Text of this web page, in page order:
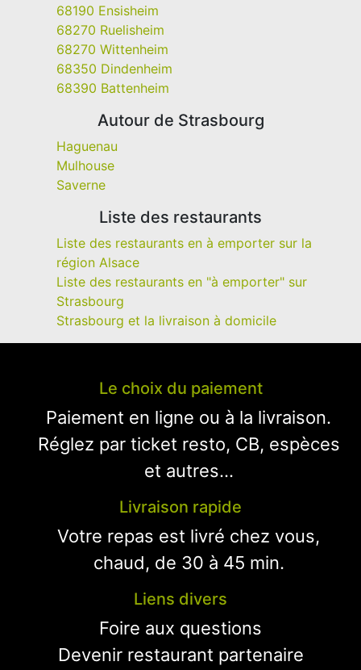
68190 Ensisheim
68270 Ruelisheim
68270 Wittenheim
68350 Dindenheim
68390 Battenheim
Autour de Strasbourg
Haguenau
Mulhouse
Saverne
Liste des restaurants
Liste des restaurants en à emporter sur la
région Alsace
Liste des restaurants en "à emporter" sur
Strasbourg
Strasbourg et la livraison à domicile
Le choix du paiement
Paiement en ligne ou à la livraison.
Réglez par ticket resto, CB, espèces
et autres...
Livraison rapide
Votre repas est livré chez vous,
chaud, de 30 à 45 min.
Liens divers
Foire aux questions
Devenir restaurant partenaire